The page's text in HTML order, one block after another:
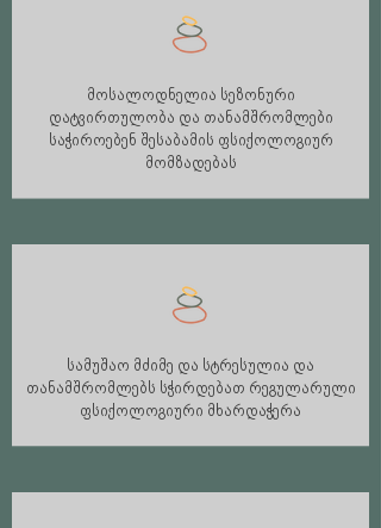
მოსალოდნელია სეზონური
დატვირთულობა და თანამშრომლები
საჭიროებენ შესაბამის ფსიქოლოგიურ
მომზადებას
სამუშაო მძიმე და სტრესულია და
თანამშრომლებს სჭირდებათ რეგულარული
ფსიქოლოგიური მხარდაჭერა